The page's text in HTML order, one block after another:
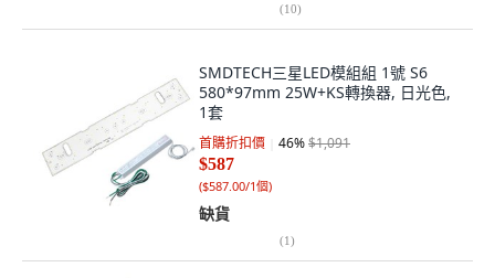
(10)
SMDTECH三星LED模組組 1號 S6
580*97mm 25W+KS轉換器, 日光色,
1套
首購折扣價 46%$1,091
$587
($587.00/1個)
缺貨
(1)